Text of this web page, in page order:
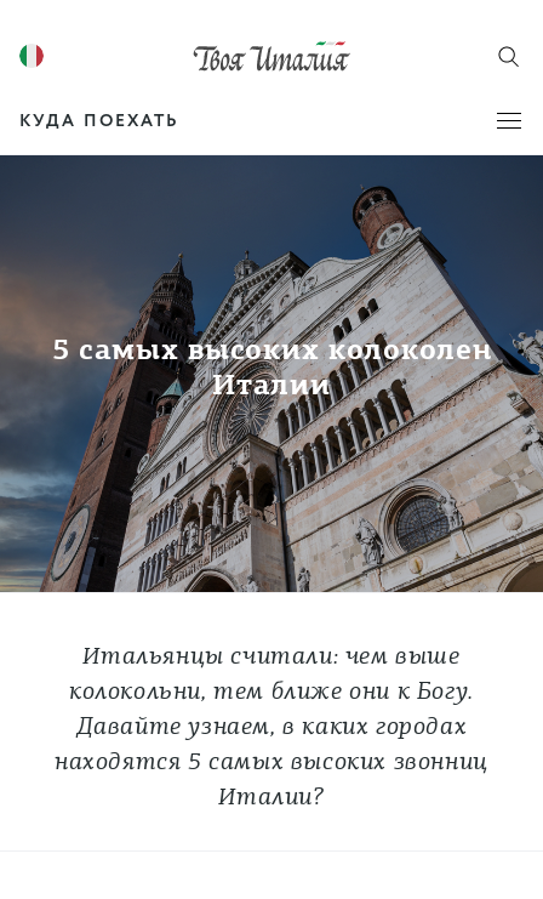
КУДА ПОЕХАТЬ
5 самых высоких колоколен
Италии
Итальянцы считали: чем выше
колокольни, тем ближе они к Богу.
Давайте узнаем, в каких городах
находятся 5 самых высоких звонниц
Италии?